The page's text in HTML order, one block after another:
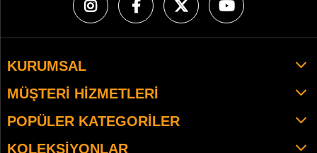
KURUMSAL
MÜŞTERI HIZMETLERI
POPÜLER KATEGORILER
KOLEKSIYONLAR